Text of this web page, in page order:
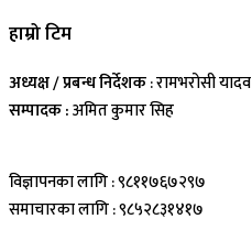
हाम्रो टिम
अध्यक्ष / प्रबन्ध निर्देशक: रामभरोसी यादव
सम्पादक :अमित कुमार सिह
विज्ञापनका लागि : ९८११७६७२९७
समाचारका लागि : ९८५२८३१४१७